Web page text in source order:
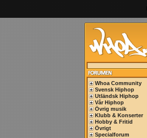
Whoa Community
Svensk Hiphop
Utländsk Hiphop
Vår Hiphop
Övrig musik
Klubb & Konserter
Hobby & Fritid
Övrigt
Specialforum